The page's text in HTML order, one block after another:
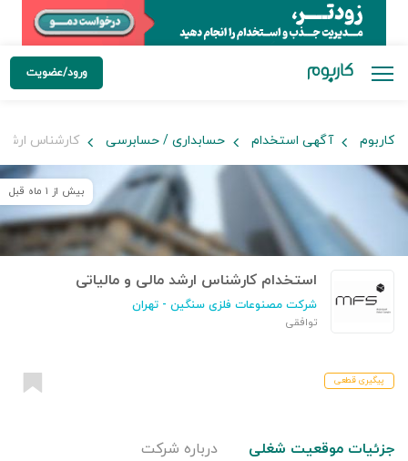
ورود/عضویت
کاربوم آگهی استخدام حسابداری / حسابرسی کارشناس ارشد
بیش از ۱ ماه قبل
استخدام کارشناس ارشد مالی و مالیاتی
شرکت مصنوعات فلزی سنگین - تهران
توافقی
پیگیری قطعی
جزئیات موقعیت شغلی درباره شرکت